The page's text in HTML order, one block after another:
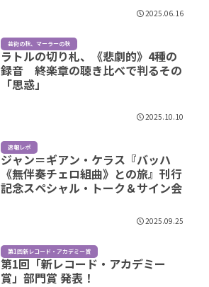
2025.06.16
芸術の秋、マーラーの秋
ラトルの切り札、《悲劇的》4種の
録音 終楽章の聴き比べで判るその
「思惑」
2025.10.10
速報レポ
ジャン＝ギアン・ケラス『バッハ
《無伴奏チェロ組曲》との旅』刊行
記念スペシャル・トーク＆サイン会
2025.09.25
第1回新レコード・アカデミー賞
第1回「新レコード・アカデミー
賞」部門賞 発表！